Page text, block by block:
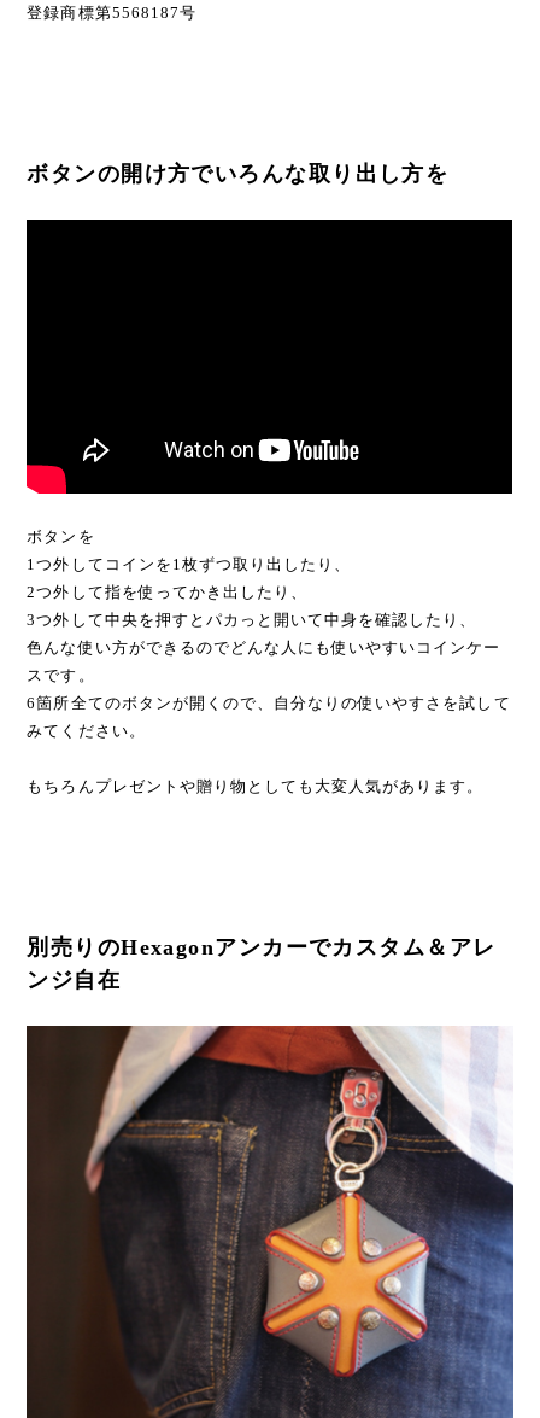
登録商標第5568187号
ボタンの開け方でいろんな取り出し方を
ボタンを
1つ外してコインを1枚ずつ取り出したり、
2つ外して指を使ってかき出したり、
3つ外して中央を押すとパカっと開いて中身を確認したり、
色んな使い方ができるのでどんな人にも使いやすいコインケー
スです。
6箇所全てのボタンが開くので、自分なりの使いやすさを試して
みてください。
もちろんプレゼントや贈り物としても大変人気があります。
別売りのHexagonアンカーでカスタム＆アレ
ンジ自在